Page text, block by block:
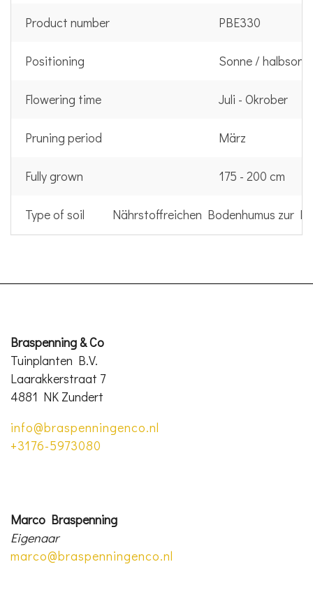
Product number PBE330
Positioning Sonne /
Flowering time Juli - Okrober
Pruning period März
Fully grown 175 - 200 cm
Type of soil Nährstoffreichen Bodenhumus zur
Braspenning & Co
Tuinplanten B.V.
Laarakkerstraat 7
4881 NK Zundert
info@braspenningenco.nl
+3176-5973080
Marco Braspenning
Eigenaar
marco@braspenningenco.nl